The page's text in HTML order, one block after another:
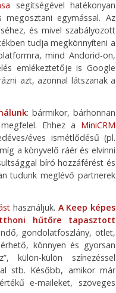
segítségével hatékonyan
egymással. Az
és mivel szabályozott
tudja megkönnyíteni a
mind Andorid-on,
emlékeztetője is Google
azt, azonnal látszanak a
: bármikor, bárhonnan
Ehhez a MiniCRM
éves ismétlődésű (pl.
a könyvelő ráér és elvinni
bíró hozzáférést és
tudunk meglévő partnerek
használjuk. A Keep képes
hűtőre tapasztott
gondolatfoszlány, ötlet,
könnyen és gyorsan
külön-külön színezéssel
stb. Később, amikor már
e-maileket, szöveges